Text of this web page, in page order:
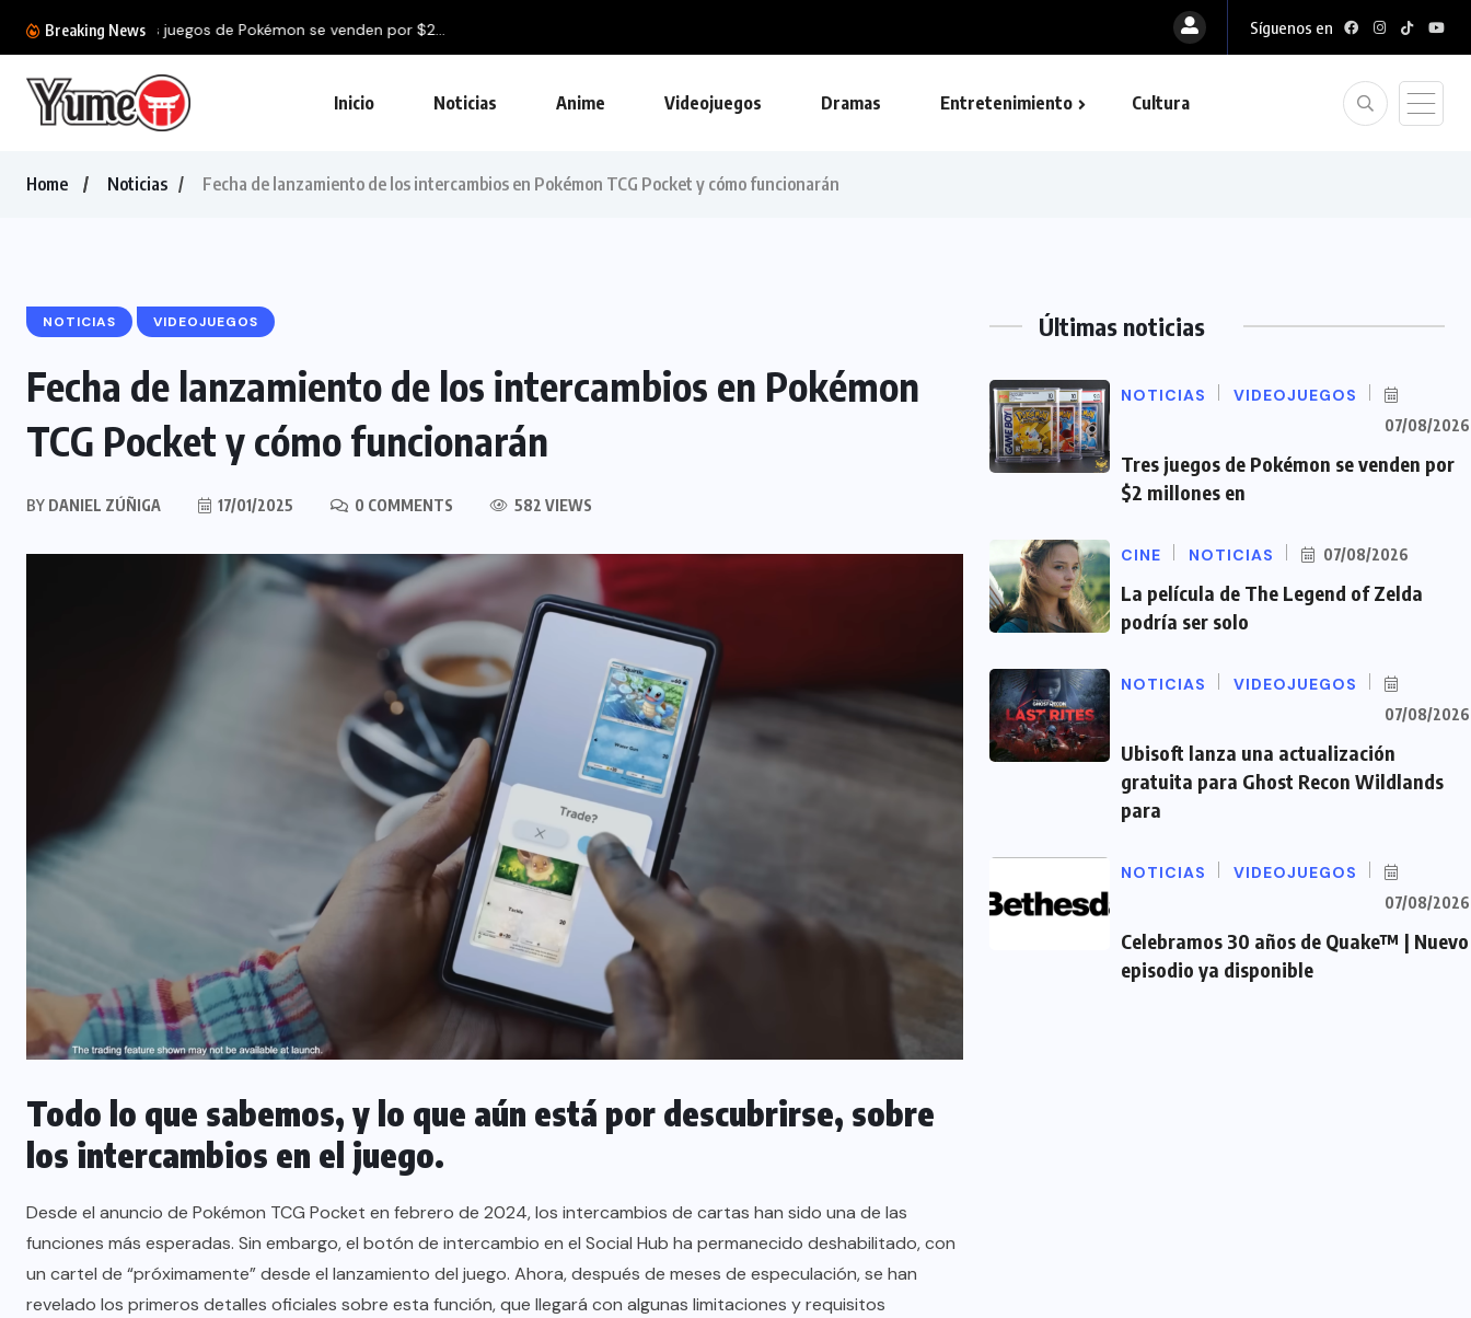
Breaking News La película de The Legend of Zelda podría... Síguenos en
Inicio Noticias Anime Videojuegos Dramas Entretenimiento Cultura
Home Noticias Fecha de lanzamiento de los intercambios en Pokémon TCG Pocket y cómo funcionarán
NOTICIAS VIDEOJUEGOS
Fecha de lanzamiento de los intercambios en Pokémon
TCG Pocket y cómo funcionarán
BY DANIEL ZÚÑIGA 17/01/2025 0 COMMENTS 582 VIEWS
Todo lo que sabemos, y lo que aún está por descubrirse, sobre
los intercambios en el juego.
Desde el anuncio de Pokémon TCG Pocket en febrero de 2024, los intercambios de cartas han sido una de las
funciones más esperadas. Sin embargo, el botón de intercambio en el Social Hub ha permanecido deshabilitado, con
un cartel de “próximamente” desde el lanzamiento del juego. Ahora, después de meses de especulación, se han
revelado los primeros detalles oficiales sobre esta función, que llegará con algunas limitaciones y requisitos
Últimas noticias
NOTICIAS VIDEOJUEGOS
07/08/2026
Tres juegos de Pokémon se venden por
$2 millones en
CINE NOTICIAS 07/08/2026
La película de The Legend of Zelda
podría ser solo
NOTICIAS VIDEOJUEGOS
07/08/2026
Ubisoft lanza una actualización
gratuita para Ghost Recon Wildlands
para
NOTICIAS VIDEOJUEGOS
07/08/2026
Celebramos 30 años de Quake™ | Nuevo
episodio ya disponible